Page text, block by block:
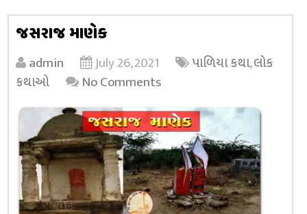
જસરાજ માણેક
admin July 26, 2021 પાળિયા કથા,લોક
કથાઓ
No Comments